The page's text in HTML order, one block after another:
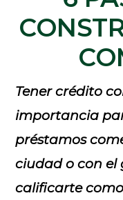
Tener crédito
importancia
préstamos
ciudad o con el
calificarte